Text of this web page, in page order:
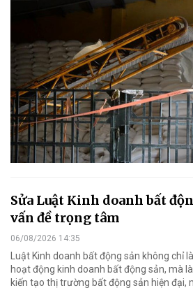
Sửa Luật Kinh doanh bất
vấn đề trọng tâm
06/08/2026 14:35
Luật Kinh doanh bất động sản không chỉ
hoạt động kinh doanh bất động sản, mà
kiến tạo thị trường bất động sản hiện đại,